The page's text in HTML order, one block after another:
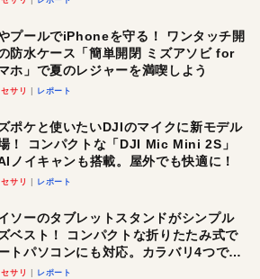
プールでiPhoneを守る！ ワンタッチ開
防水ケース「簡単開閉 ミズアソビ for
ホ」で夏のレジャーを満喫しよう
サリ レポート
ポケと使いたいDJIのマイクに新モデル
！ コンパクトな「DJI Mic Mini 2S」
ノイキャンも搭載。屋外でも快適に！
サリ レポート
ソーのタブレットスタンドがシンプル
ベスト！ コンパクトな折りたたみ式で
トパソコンにも対応。カラバリ4つで選
楽しさも
サリ レポート